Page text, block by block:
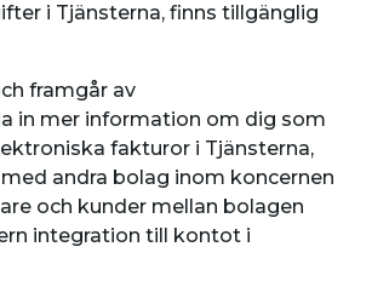
i Tjänsterna, finns tillgänglig
framgår av
in mer information om dig som
fakturor i Tjänsterna,
andra bolag inom koncernen
och kunder mellan bolagen
integration till kontot i